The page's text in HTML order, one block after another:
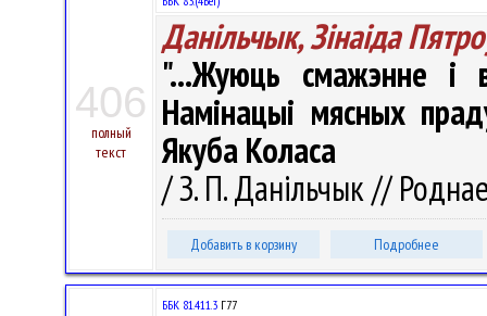
406
полный
текст
Данільчык, Зінаіда
"...Жуюць смажэнне і
Намінацыі мясных
Якуба Коласа
/ З. П. Данільчык //
Добавить в корзину Подробнее
ББК 81.411.3 Г77